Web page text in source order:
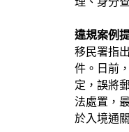
違規案例
移民署指
件。日前
定，誤將
法處置，
於入境通